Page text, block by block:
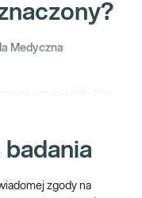
Medyczna
nad kliniczną
zdrowotnego.
globalnej
zgody na